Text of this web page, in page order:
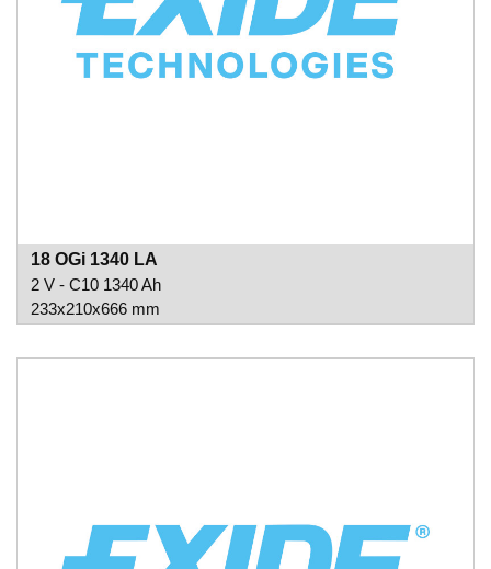
18 OGi 1340 LA
2 V - C10 1340 Ah
233x210x666 mm